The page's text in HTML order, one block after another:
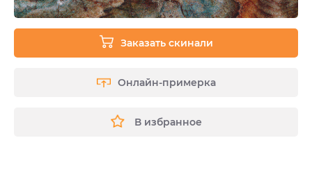
Заказать скинали
Онлайн-примерка
В избранное